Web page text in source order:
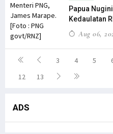
Papua
Kedaulatan
Aug 06,
3 4 5
12
13
ADS